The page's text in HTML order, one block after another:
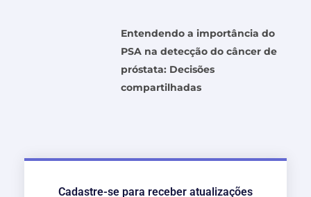
Entendendo a importância do
PSA na detecção do câncer de
próstata: Decisões
compartilhadas
Cadastre-se para receber atualizações